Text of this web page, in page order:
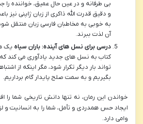
بی طرفانه و در عین حال عمیق، خواننده را
و دقیق قدرت الله ذاکری از زبان ژاپنی نیز
به خوبی به مخاطبان فارسی زبان منتقل
آن لذت ببرند.
درسی برای نسل های آینده: باران سیاه یک
کتاب به نسل های جدید یادآوری می کند
تواند بار دیگر تکرار شود، مگر اینکه از
بگیریم و به سمت صلح پایدار گام برداریم.
خواندن این رمان، نه تنها دانش تاریخی شما را
ایجاد حس همدردی و تأمل، شما را به انسانیت و
وامی دارد.